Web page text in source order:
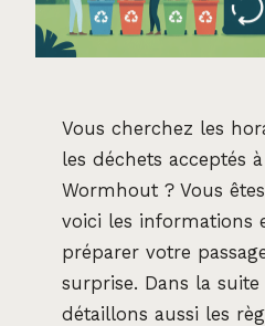
Vous cherchez les
les déchets acceptés
Wormhout ? Vous
voici les informations
préparer votre
surprise. Dans la suite
détaillons aussi les